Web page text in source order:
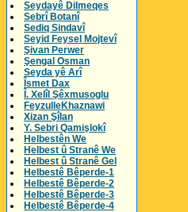
Seydayê Dilmeqes
Sebrî Botanî
Sediq Sindavî
Seyid Feysel Mojtevî
Şivan Perwer
Şengal Osman
Seyda yê Arî
Îsmet Dax
Î. Xelîl Şêxmusoglu
FeyzulleKhaznawi
Xizan Şîlan
Y. Sebri Qamişlokî
Helbestên We
Helbest û Stranê We
Helbest û Stranê Gel
Helbestê Bêperde-1
Helbestê Bêperde-2
Helbestê Bêperde-3
Helbestê Bêperde-4